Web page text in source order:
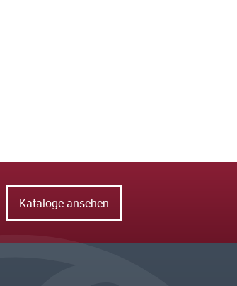
Kataloge ansehen